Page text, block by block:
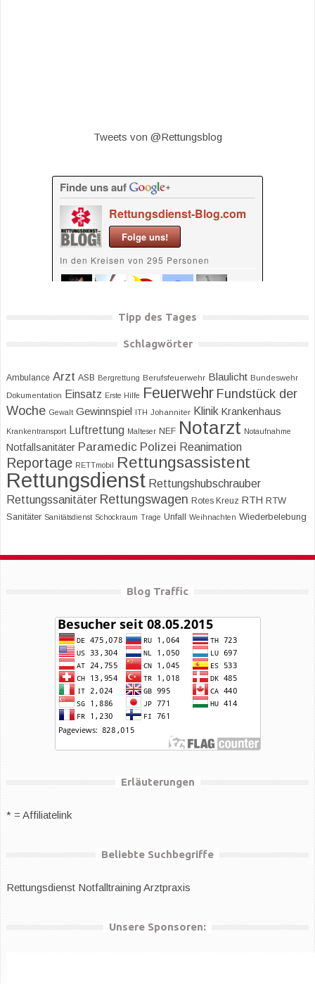
Tweets von @Rettungsblog
Tipp des Tages
Schlagwörter
Ambulance Arzt ASB Bergrettung Berufsfeuerwehr Blaulicht Bundeswehr
Dokumentation Einsatz Erste Hilfe Feuerwehr Fundstück der
Woche Gewalt Gewinnspiel ITH Johanniter Klinik Krankenhaus
Krankentransport Luftrettung Malteser NEF Notarzt Notaufnahme
Notfallsanitäter Paramedic Polizei Reanimation
Reportage RETTmobil Rettungsassistent
Rettungsdienst Rettungshubschrauber
Rettungssanitäter Rettungswagen Rotes Kreuz RTH RTW
Sanitäter Sanitätsdienst Schockraum Trage Unfall Weihnachten Wiederbelebung
Blog Traffic
Erläuterungen
* = Affiliatelink
Beliebte Suchbegriffe
Rettungsdienst Notfalltraining Arztpraxis
Unsere Sponsoren: